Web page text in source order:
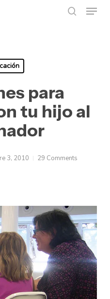
Menu
para
tu hijo al
3, 2010 29 Comments